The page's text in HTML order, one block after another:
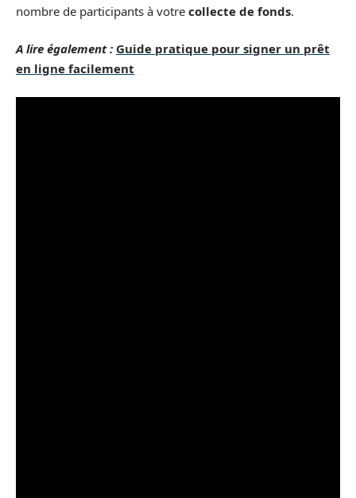
nombre de participants à votre collecte de fonds.
A lire également : Guide pratique pour signer un prêt
en ligne facilement